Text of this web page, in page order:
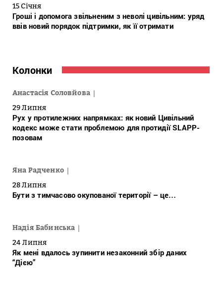
15 Січня
Гроші і допомога звільненим з неволі цивільним: уряд
ввів новий порядок підтримки, як її отримати
Колонки
Анастасія Соловйова
29 Липня
Рух у протилежних напрямках: як новий Цивільний
кодекс може стати проблемою для протидії SLAPP-
позовам
Яна Радченко
28 Липня
Бути з тимчасово окупованої території – це…
Надія Бабинська
24 Липня
Як мені вдалось зупинити незаконний збір даних
“Дією”